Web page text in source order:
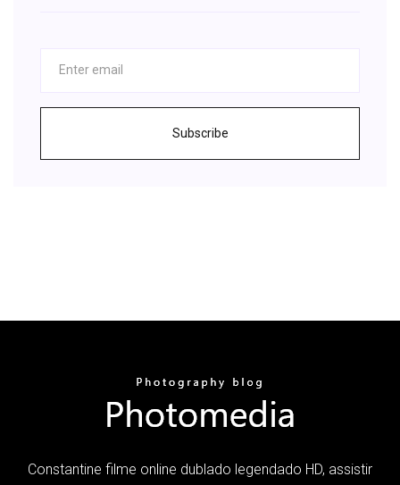
Subscribe
Constantine filme online dublado legendado HD, assistir